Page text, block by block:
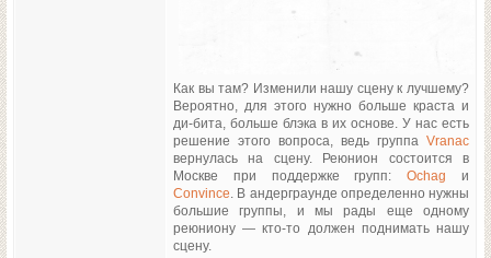
Как вы там? Изменили нашу сцену к лучшему?
Вероятно, для этого нужно больше краста и
ди-бита, больше блэка в их основе. У нас есть
решение этого вопроса, ведь группа Vranac
вернулась на сцену. Реюнион состоится в
Москве при поддержке групп:Ochag
и
Convince . В андерграунде определенно нужны
большие группы, и мы рады еще одному
реюниону — кто-то должен поднимать нашу
сцену.